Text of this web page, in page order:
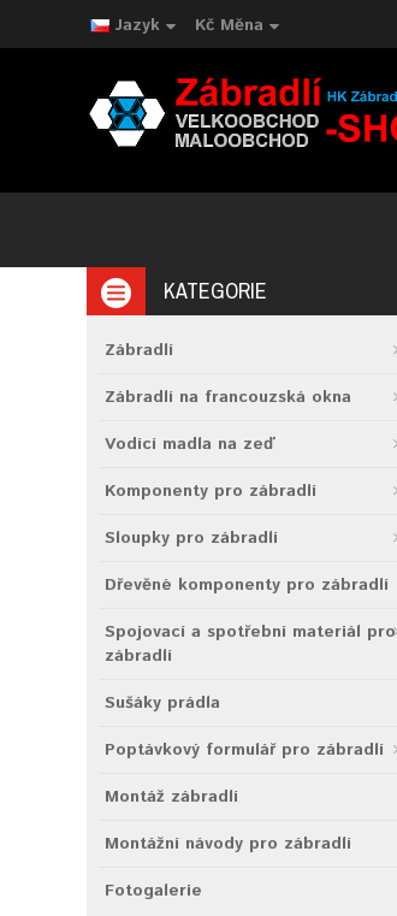
Jazyk Kč Měna
KATEGORIE
Zábradlí
Zábradlí na francouzská okna
Vodící madla na zeď
Komponenty pro zábradlí
Sloupky pro zábradlí
Dřevěné komponenty pro zábradlí
Spojovací a spotřební materiál pro
zábradlí
Sušáky prádla
Poptávkový formulář pro zábradlí
Montáž zábradlí
Montážní návody pro zábradlí
Fotogalerie